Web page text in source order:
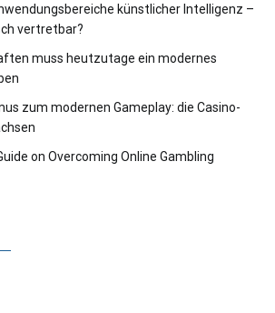
künstlicher Intelligenz –
vertretbar?
muss heutzutage ein modernes
zum modernen Gameplay: die Casino-
on Overcoming Online Gambling